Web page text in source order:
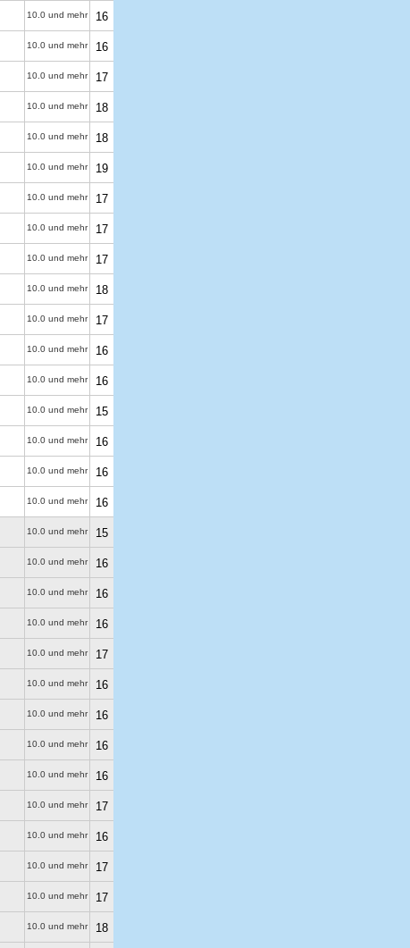
10.0 und mehr 16
10.0 und mehr 16
10.0 und mehr 17
10.0 und mehr 18
10.0 und mehr 18
10.0 und mehr 19
10.0 und mehr 17
10.0 und mehr 17
10.0 und mehr 17
10.0 und mehr 18
10.0 und mehr 17
10.0 und mehr 16
10.0 und mehr 16
10.0 und mehr 15
10.0 und mehr 16
10.0 und mehr 16
10.0 und mehr 16
10.0 und mehr 15
10.0 und mehr 16
10.0 und mehr 16
10.0 und mehr 16
10.0 und mehr 17
10.0 und mehr 16
10.0 und mehr 16
10.0 und mehr 16
10.0 und mehr 16
10.0 und mehr 17
10.0 und mehr 16
10.0 und mehr 17
10.0 und mehr 17
10.0 und mehr 18